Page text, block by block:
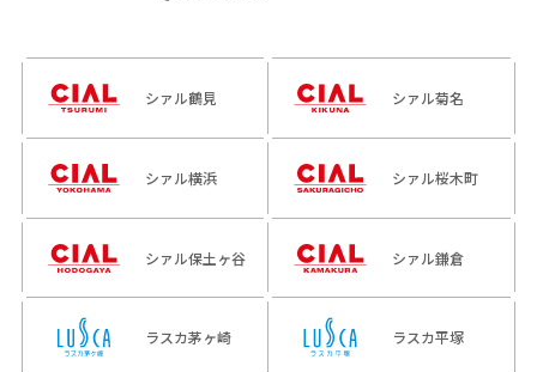
シァル鶴見 シァル菊名
シァル横浜 シァル桜木町
シァル保土ヶ谷 シァル鎌倉
ラスカ茅ヶ崎 ラスカ平塚